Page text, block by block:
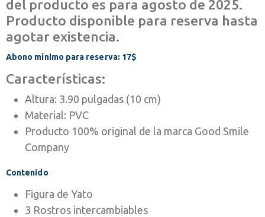
del producto es para agosto de 2025.
Producto disponible para reserva hasta
agotar existencia.
Abono mínimo para reserva: 17$
Características:
Altura: 3.90 pulgadas (10 cm)
Material: PVC
Producto 100% original de la marca Good Smile
Company
Contenido
Figura de Yato
3 Rostros intercambiables